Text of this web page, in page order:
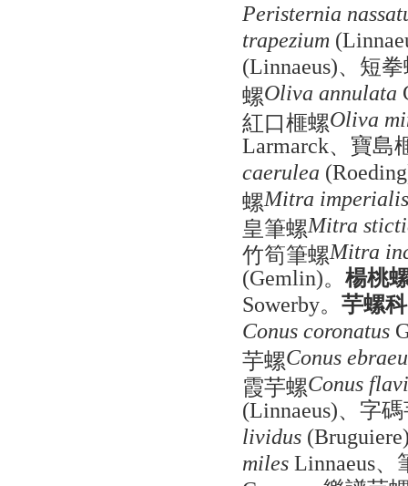
Peristernia
trapezium
(Linnaeus)、短
螺Oliva annulata
紅口榧螺Oliva
Larmarck、寶島
caerulea
螺Mitra imperialis
皇筆螺Mitra
竹筍筆螺Mitra
(Gemlin)。 楊桃
Sowerby。 芋螺科
Conus coronatus
芋螺Conus
霞芋螺Conus
(Linnaeus)、字
lividus
milesLinnaeus、